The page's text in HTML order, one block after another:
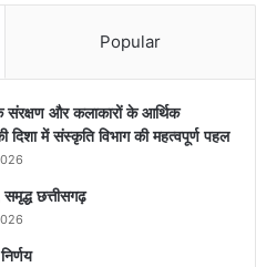
Popular
और कलाकारों के आर्थिक
में संस्कृति विभाग की महत्वपूर्ण पहल
छत्तीसगढ़